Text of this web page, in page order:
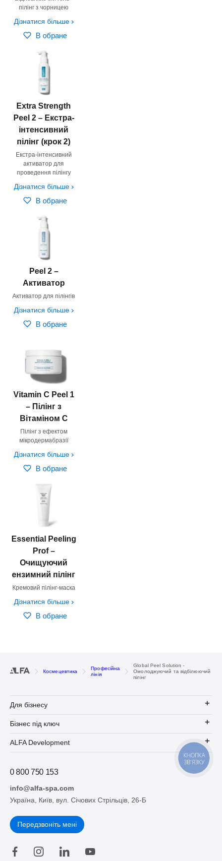
пілінг з чорницею
Дізнатися більше
В обране
Extra Strength
Peel 2 – Екстра-
інтенсивний
пілінг (крок 2)
Екстра-інтенсивний
активатор для
проведення пілінгу
Дізнатися більше
В обране
Peel 2 –
Активатор
Активатор для пілінгів
Дізнатися більше
В обране
Vitamin C Peel 1
– Пілінг з
Вітаміном С
Пілінг з ефектом
мікродермабразії
Дізнатися більше
В обране
Essential Peeling
Prof –
Очищуючий
ензимний пілінг
Кремовий пілінг-маска
Дізнатися більше
В обране
Космецевтика
Професійна
лінія
Global Peel Solution -
Омолоджуючий та відбілюючий
пілінг
Для бізнесу
Бізнес під ключ
ALFA Development
0 800 750 153
info@alfa-spa.com
Україна, Київ, вул. Січових Стрільців, 26-Б
Передзвоніть мені
КНОПКА
ЗВ'ЯЗКУ